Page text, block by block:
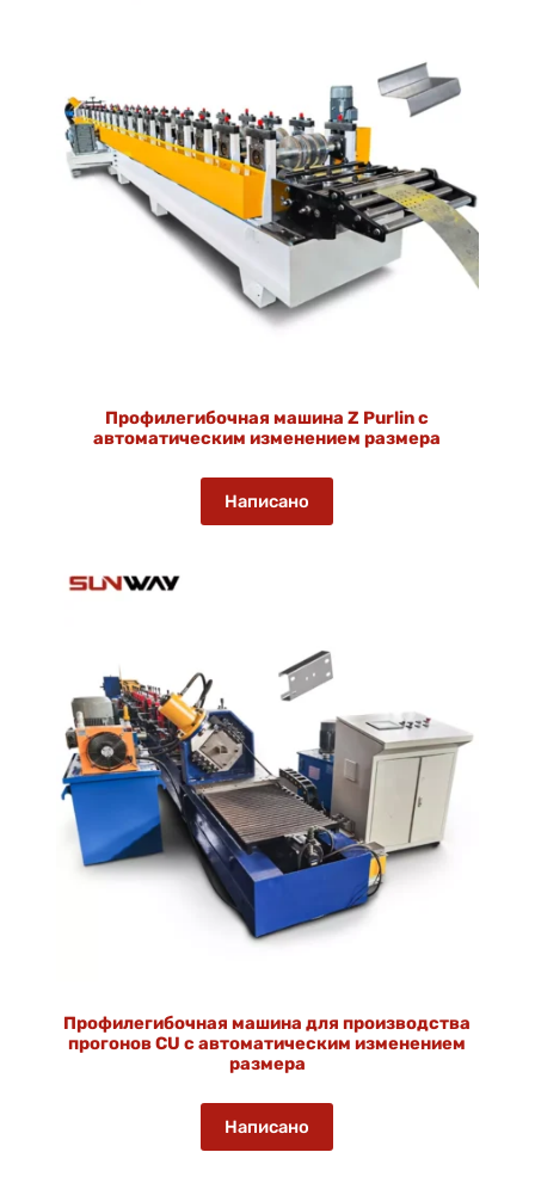
Профилегибочная машина Z Purlin с
автоматическим изменением размера
Написано
Профилегибочная машина для производства
прогонов CU с автоматическим изменением
размера
Написано